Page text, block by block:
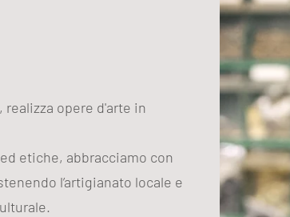
realizza opere d'arte in
etiche, abbracciamo con
l’artigianato locale e